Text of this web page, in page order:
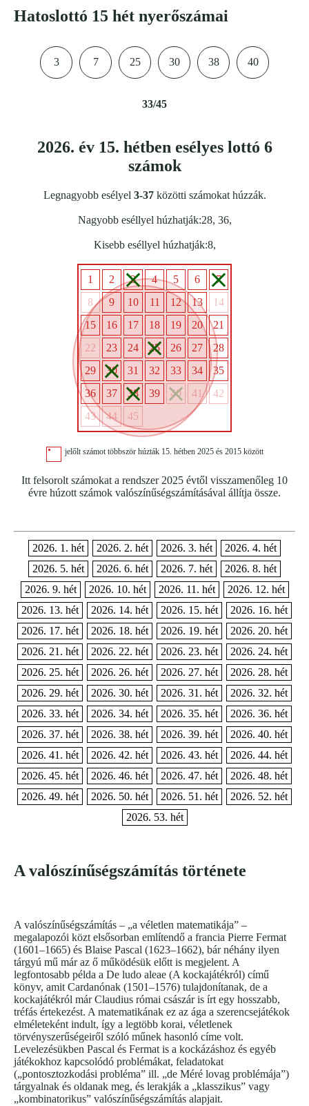
Hatoslottó 15 hét nyerőszámai
3 7 25 30 38 40
33/45
2026. év 15. hétben esélyes lottó 6
számok
Legnagyobb esélyel 3-37közötti számokat húzzák.
Nagyobb eséllyel húzhatják:28, 36,
Kisebb eséllyel húzhatják:8,
1 2 3 4 5 6
7
8
9 10 11 12 13
14
15
16 17 18 19 20
21
22
23 24 25 26 27
28
29
30 31 32 33 34
35
36
37 38 39 40 41
42
43
44 45
jelőlt számot többször húzták 15. hétben 2025 és 2015 között
Itt felsorolt számokat a rendszer 2025 évtől visszamenőleg 10
évre húzott számok valószínűségszámításával állítja össze.
2026. 1. hét 2026. 2. hét 2026. 3. hét
2026. 4. hét
2026. 5. hét
2026. 6. hét 2026. 7. hét
2026. 8. hét
2026. 9. hét
2026. 10. hét 2026. 11. hét
2026. 12. hét
2026. 13. hét
2026. 14. hét 2026. 15. hét
2026. 16. hét
2026. 17. hét
2026. 18. hét 2026. 19. hét
2026. 20. hét
2026. 21. hét
2026. 22. hét 2026. 23. hét
2026. 24. hét
2026. 25. hét
2026. 26. hét 2026. 27. hét
2026. 28. hét
2026. 29. hét
2026. 30. hét 2026. 31. hét
2026. 32. hét
2026. 33. hét
2026. 34. hét 2026. 35. hét
2026. 36. hét
2026. 37. hét
2026. 38. hét 2026. 39. hét
2026. 40. hét
2026. 41. hét
2026. 42. hét 2026. 43. hét
2026. 44. hét
2026. 45. hét
2026. 46. hét 2026. 47. hét
2026. 48. hét
2026. 49. hét
2026. 50. hét 2026. 51. hét
2026. 52. hét
2026. 53. hét
A valószínűségszámítás története
A valószínűségszámítás – „a véletlen matematikája” –
megalapozói közt elsősorban említendő a francia Pierre Fermat
(1601–1665) és Blaise Pascal (1623–1662), bár néhány ilyen
tárgyú mű már az ő működésük előtt is megjelent. A
legfontosabb példa a De ludo aleae (A kockajátékról) című
könyv, amit Cardanónak (1501–1576) tulajdonítanak, de a
kockajátékról már Claudius római császár is írt egy hosszabb,
tréfás értekezést. A matematikának ez az ága a szerencsejátékok
elméleteként indult, így a legtöbb korai, véletlenek
törvényszerűségeiről szóló műnek hasonló címe volt.
Levelezésükben Pascal és Fermat is a kockázáshoz és egyéb
játékokhoz kapcsolódó problémákat, feladatokat
(„pontosztozkodási probléma” ill. „de Méré lovag problémája”)
tárgyalnak és oldanak meg, és lerakják a „klasszikus” vagy
„kombinatorikus” valószínűségszámítás alapjait.